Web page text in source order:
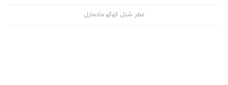
عطر شنل کوکو مادمازل